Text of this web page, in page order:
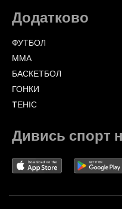
Додатково
ФУТБОЛ
ММА
БАСКЕТБОЛ
ГОНКИ
TЕНІС
Дивись спорт